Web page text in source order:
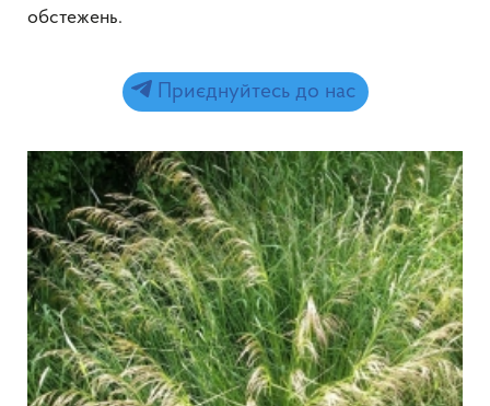
обстежень.
Приєднуйтесь до нас